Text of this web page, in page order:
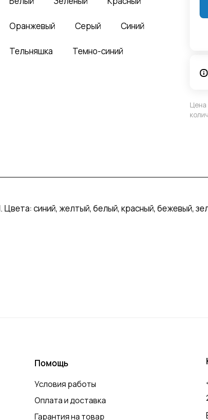
Оранжевый Серый Синий
Тельняшка Темно-синий
Цена
синий, желтый, белый, красный, бежевый,
Помощь
Условия работы
Оплата и доставка
Гарантия на товар